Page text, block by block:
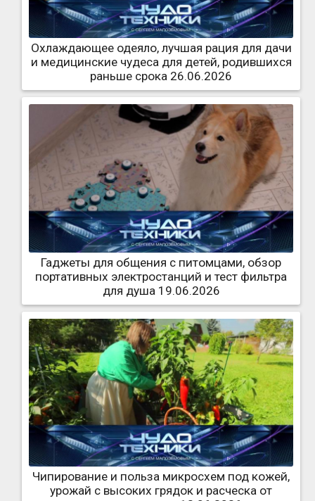
Охлаждающее одеяло, лучшая рация для дачи
и медицинские чудеса для детей, родившихся
раньше срока 26.06.2026
Гаджеты для общения с питомцами, обзор
портативных электростанций и тест фильтра
для душа 19.06.2026
Чипирование и польза микросхем под кожей,
урожай с высоких грядок и расческа от